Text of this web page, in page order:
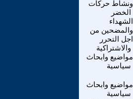
ونشاط حركات
الخضر
الشهداء
والمضحين من
اجل التحرر
والاشتراكية
مواضيع وابحاث
سياسية
مواضيع وابحاث
سياسية